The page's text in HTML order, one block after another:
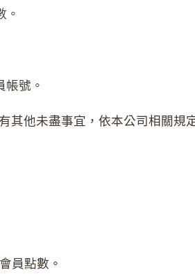
。
號。
其他未盡事宜，依本公司相關規
員點數。